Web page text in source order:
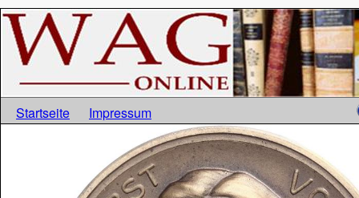
Startseite Impressum